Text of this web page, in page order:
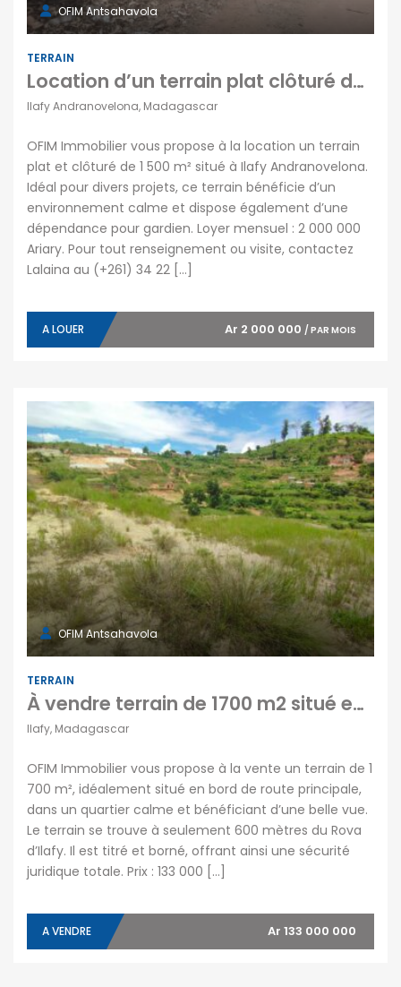
OFIM Antsahavola
TERRAIN
Location d’un terrain plat clôturé de 1500 m2 situé à Ilafy Andranovelona Tananarive
Ilafy Andranovelona, Madagascar
OFIM Immobilier vous propose à la location un terrain
plat et clôturé de 1 500 m² situé à Ilafy Andranovelona.
Idéal pour divers projets, ce terrain bénéficie d’un
environnement calme et dispose également d’une
dépendance pour gardien. Loyer mensuel : 2 000 000
Ariary. Pour tout renseignement ou visite, contactez
Lalaina au (+261) 34 22 […]
A LOUER Ar 2 000 000 / PAR MOIS
OFIM Antsahavola
TERRAIN
À vendre terrain de 1700 m2 situé en bord de route principale dans un quartier calme
Ilafy, Madagascar
OFIM Immobilier vous propose à la vente un terrain de 1
700 m², idéalement situé en bord de route principale,
dans un quartier calme et bénéficiant d’une belle vue.
Le terrain se trouve à seulement 600 mètres du Rova
d’Ilafy. Il est titré et borné, offrant ainsi une sécurité
juridique totale. Prix : 133 000 […]
A VENDRE Ar 133 000 000